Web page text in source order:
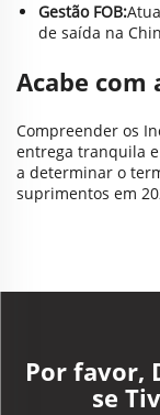
Gestão FOB:
de saída na
Acabe com
Compreender os
entrega tranquila
a determinar o
suprimentos em
Por favor,
se